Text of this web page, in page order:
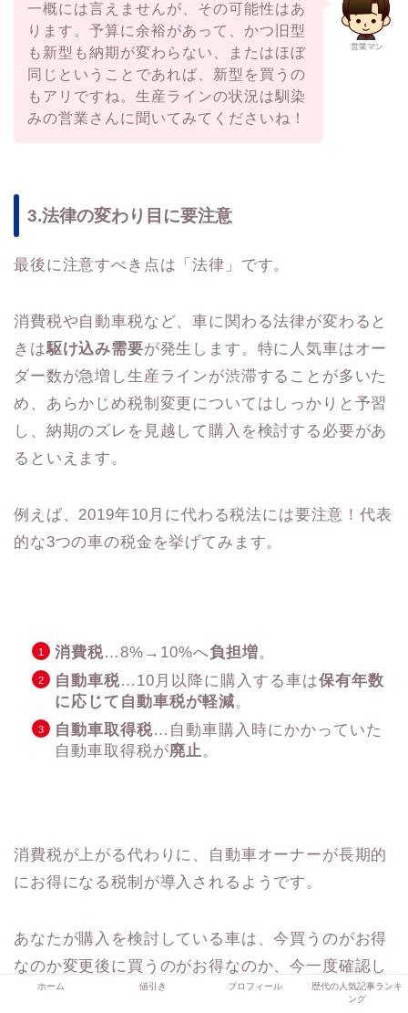
営業マン
一概には言えませんが、その可能性はあ
ります。予算に余裕があって、かつ旧型
も新型も納期が変わらない、またはほぼ
同じということであれば、新型を買うの
もアリですね。生産ラインの状況は馴染
みの営業さんに聞いてみてくださいね！
3.法律の変わり目に要注意
最後に注意すべき点は「法律」です。
消費税や自動車税など、車に関わる法律が変わると
きは駆け込み需要が発生します。特に人気車はオー
ダー数が急増し生産ラインが渋滞することが多いた
め、あらかじめ税制変更についてはしっかりと予習
し、納期のズレを見越して購入を検討する必要があ
るといえます。
例えば、2019年10月に代わる税法には要注意！代表
的な3つの車の税金を挙げてみます。
消費税…8%→10%へ負担増。
自動車税…10月以降に購入する車は保有年数
に応じて自動車税が軽減。
自動車取得税…自動車購入時にかかっていた
自動車取得税が廃止。
消費税が上がる代わりに、自動車オーナーが長期的
にお得になる税制が導入されるようです。
あなたが購入を検討している車は、今買うのがお得
なのか変更後に買うのがお得なのか、今一度確認し
てみることをおすすめします。
ホーム 値引き プロフィール
歴代の人気記事ランキ
ング